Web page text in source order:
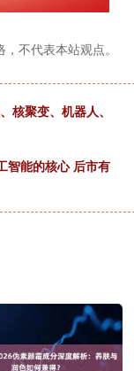
不代表本站观点。
核聚变、机器人、
智能的核心 后市有